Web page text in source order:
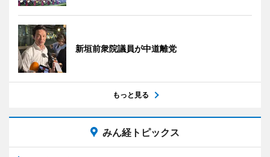
新垣前衆院議員が中道離党
もっと見る
みん経トピックス